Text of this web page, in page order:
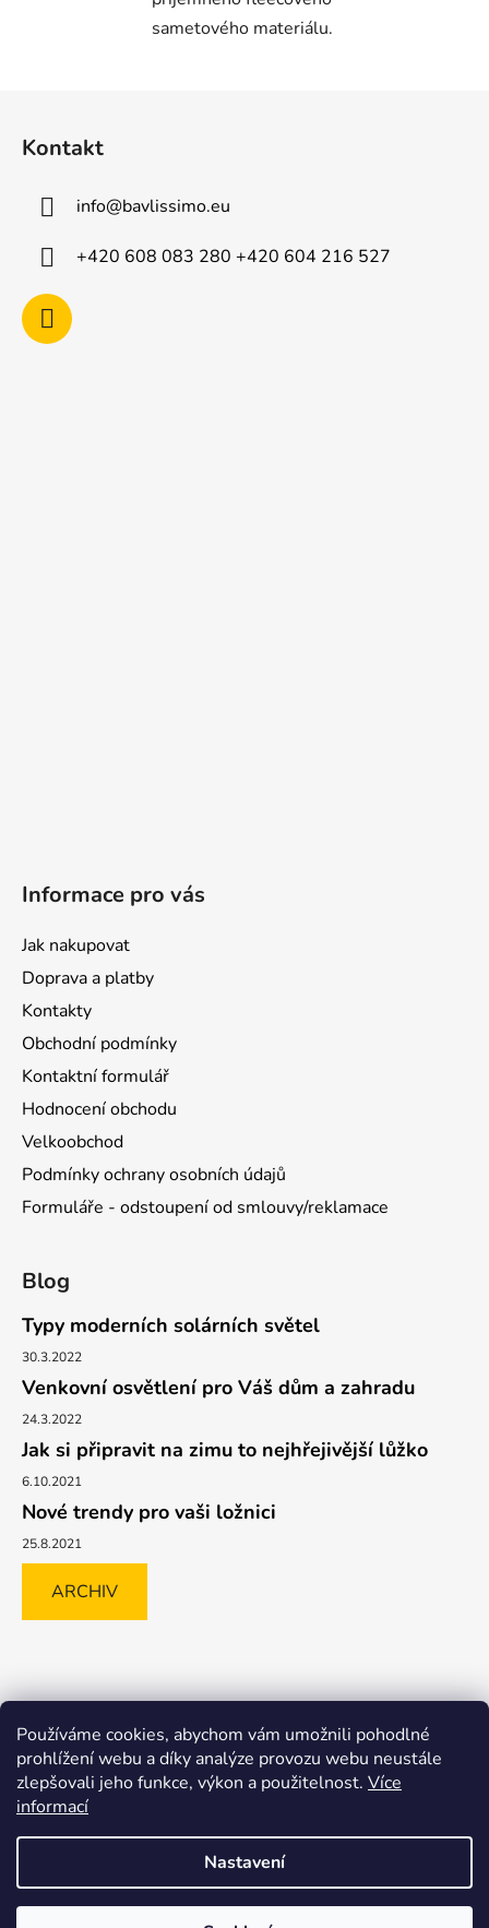
Používáme cookies, abychom vám umožnili pohodlné
prohlížení webu a díky analýze provozu webu neustále
zlepšovali jeho funkce, výkon a použitelnost. Více
informací
Nastavení
sametového materiálu.
Kontakt
info@bavlissimo.eu
+420 608 083 280 +420 604 216 527
Informace pro vás
Jak nakupovat
Doprava a platby
Kontakty
Obchodní podmínky
Kontaktní formulář
Hodnocení obchodu
Velkoobchod
Podmínky ochrany osobních údajů
Formuláře - odstoupení od smlouvy/reklamace
Blog
Typy moderních solárních světel
30.3.2022
Venkovní osvětlení pro Váš dům a zahradu
24.3.2022
Jak si připravit na zimu to nejhřejivější lůžko
6.10.2021
Nové trendy pro vaši ložnici
25.8.2021
ARCHIV
MALL.CZ
Vytvořil Shoptet